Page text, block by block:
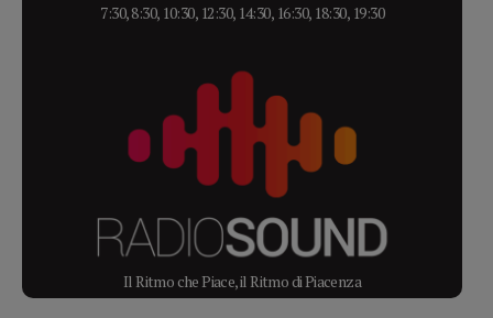
7:30, 8:30, 10:30, 12:30, 14:30, 16:30, 18:30, 19:30
Il Ritmo che Piace, il Ritmo di Piacenza